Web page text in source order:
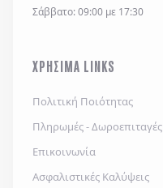
Σάββατο: 09:00 με 17:30
ΧΡΗΣΙΜΑ LINKS
Πολιτική Ποιότητας
Πληρωμές - Δωροεπιταγές
Επικοινωνία
Ασφαλιστικές Καλύψεις